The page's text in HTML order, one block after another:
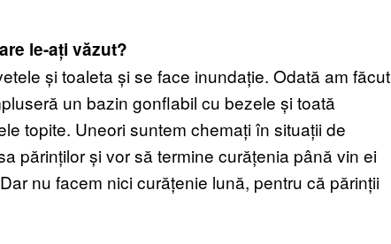
le-ați văzut?
și toaleta și se face inundație. Odată am făcut
un bazin gonflabil cu bezele și toată
topite. Uneori suntem chemați în situații de
părinților și vor să termine curățenia până vin ei
nu facem nici curățenie lună, pentru că părinții